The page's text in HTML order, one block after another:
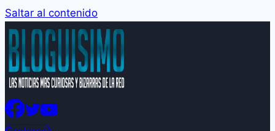
Saltar al contenido